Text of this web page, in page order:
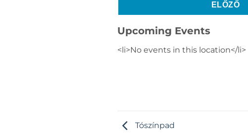
ELŐZŐ
Upcoming Events
<li>No events in this location</li>
Tószínpad